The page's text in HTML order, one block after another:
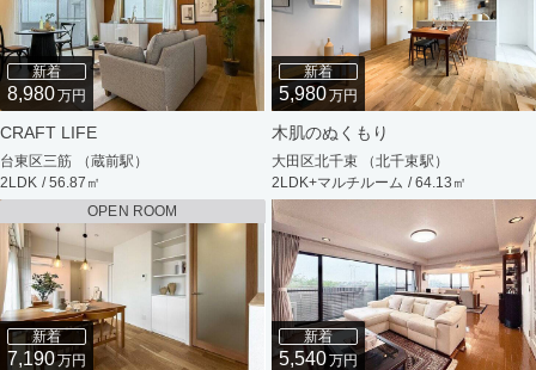
新着
8,980万円
CRAFT LIFE
台東区三筋 （蔵前駅）
2LDK / 56.87㎡
新着
5,980万円
木肌のぬくもり
大田区北千束 （北千束駅）
2LDK+マルチルーム / 64.13㎡
OPEN ROOM
新着
7,190万円
新着
5,540万円